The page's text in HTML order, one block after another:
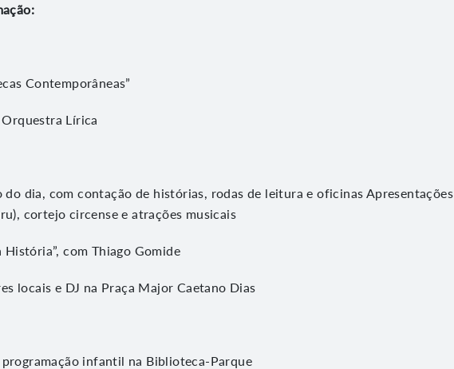
Contemporâneas”
Lírica
do dia, com contação de histórias, rodas de leitura e oficinas Apresentações
cortejo circense e atrações musicais
História”, com Thiago Gomide
locais e DJ na Praça Major Caetano Dias
infantil na Biblioteca-Parque